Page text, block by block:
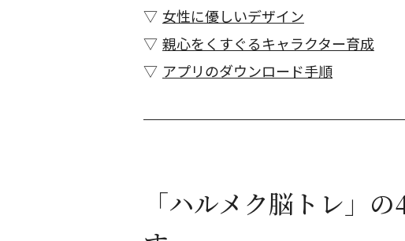
女性に優しいデザイン
親心をくすぐるキャラクター育成
アプリのダウンロード手順
「ハルメク脳トレ」